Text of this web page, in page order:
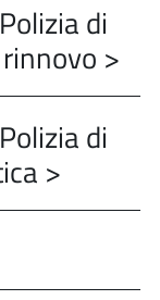
di
>
di
>